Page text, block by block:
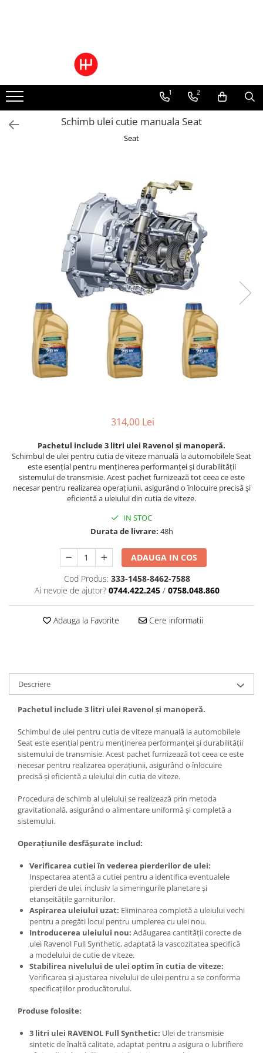
Pachete Cutie Automata
Pachete Cutie Manuala
Pachete Grup Diferential
Reparatii convertizoare de cuplu
Climatizare Auto
Piese cutii de viteze automata
1 2
Schimb ulei cutie manuala Seat
Seat
314,00 Lei
Pachetul include 3 litri ulei Ravenol și manoperă.
Schimbul de ulei pentru cutia de viteze manuală la automobilele Seat
este esențial pentru menținerea performanței și durabilității
sistemului de transmisie. Acest pachet furnizează tot ceea ce este
necesar pentru realizarea operațiunii, asigurând o înlocuire precisă și
eficientă a uleiului din cutia de viteze.
IN STOC
Durata de livrare: 48h
ADAUGA IN COS
Cod Produs: 333-1458-8462-7588
Ai nevoie de ajutor? 0744.422.245 / 0758.048.860
Adauga la Favorite Cere informatii
Descriere
Pachetul include 3 litri ulei Ravenol și manoperă.
Schimbul de ulei pentru cutia de viteze manuală la automobilele
Seat este esențial pentru menținerea performanței și durabilității
sistemului de transmisie. Acest pachet furnizează tot ceea ce este
necesar pentru realizarea operațiunii, asigurând o înlocuire
precisă și eficientă a uleiului din cutia de viteze.
Procedura de schimb al uleiului se realizează prin metoda
gravitatională, asigurând o alimentare uniformă și completă a
sistemului.
Operațiunile desfășurate includ:
Verificarea cutiei în vederea pierderilor de ulei:
Inspectarea atentă a cutiei pentru a identifica eventualele
pierderi de ulei, inclusiv la simeringurile planetare și
etanșeitățile garniturilor.
Aspirarea uleiului uzat: Eliminarea completă a uleiului vechi
pentru a pregăti locul pentru umplerea cu ulei nou.
Introducerea uleiului nou: Adăugarea cantității corecte de
ulei Ravenol Full Synthetic, adaptată la vascozitatea specifică
a modelului de cutie de viteze.
Stabilirea nivelului de ulei optim în cutia de viteze:
Verificarea și ajustarea nivelului de ulei pentru a se conforma
specificațiilor producătorului.
Produse folosite:
3 litri ulei RAVENOL Full Synthetic: Ulei de transmisie
sintetic de înaltă calitate, adaptat pentru a asigura o lubrifiere